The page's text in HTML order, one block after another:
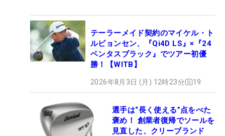
テーラーメイド契約のマイケル・ト
ルビョンセン、『Qi4D LS』×『24
ベンタスブラック』でツアー初優
勝！【WITB】
2026年8月3日 (月) 12時23分 19
選手は“長く使える”点をべた
褒め！ 創業者復帰でソールを
見直した、クリーブランド